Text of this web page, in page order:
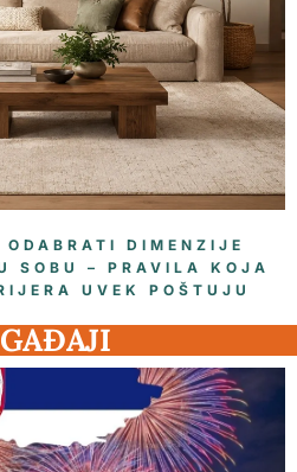
DIMENZIJE
SOBU – PRAVILA KOJA
UVEK POŠTUJU